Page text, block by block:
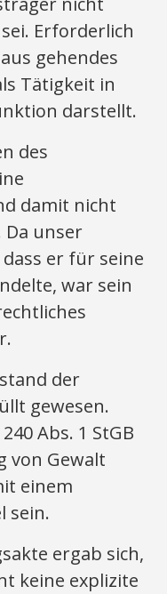
Erforderlich
gehendes
Tätigkeit in
darstellt.
des
damit nicht
unser
er für seine
war sein
der
gewesen.
Abs. 1 StGB
von Gewalt
einem
sein.
ergab sich,
keine explizite